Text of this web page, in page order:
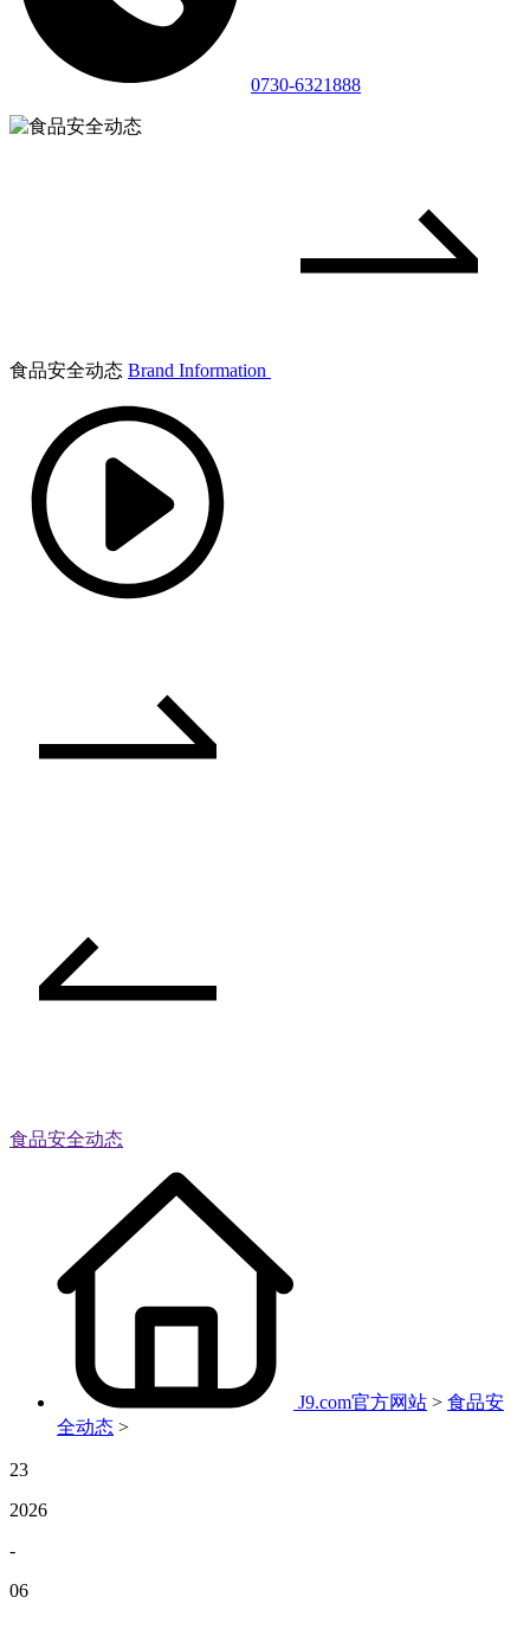
0730-6321888
食品安全动态 Brand Information
食品安全动态
J9.com官方网站 > 食品安
全动态 >
23
2026
-
06